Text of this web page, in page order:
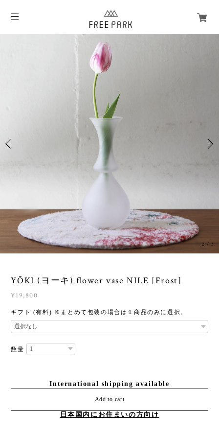
3 /3
YŌKI (ヨーキ) flower vase NILE [Frost]
¥19,800
ギフト (有料) ※まとめて包装の場合は１商品のみに選択。
数量
International shipping available
Add to cart
日本国内にお住まいの方向け